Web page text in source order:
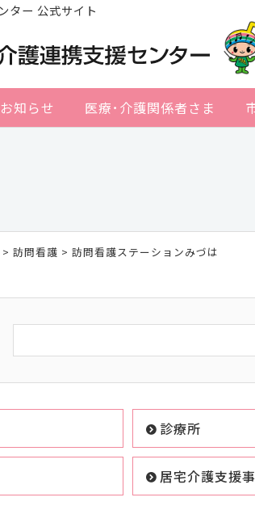
ター 公式サイト
お知らせ 医療･介護関係者さま
> 訪問看護 > 訪問看護ステーションみづは
診療所
居宅介護支援